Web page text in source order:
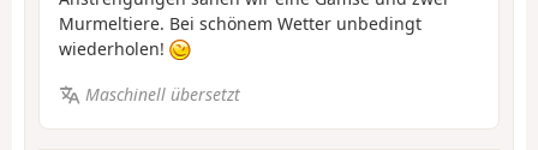
Murmeltiere. Bei schönem Wetter unbedingt
wiederholen!
Maschinell übersetzt